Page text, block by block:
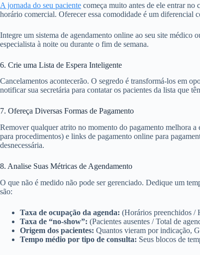
A jornada do seu paciente começa muito antes de ele entrar no
horário comercial. Oferecer essa comodidade é um diferencial
Integre um sistema de agendamento online ao seu site médico
especialista à noite ou durante o fim de semana.
6. Crie uma Lista de Espera Inteligente
Cancelamentos acontecerão. O segredo é transformá-los em
notificar sua secretária para contatar os pacientes da lista que
7. Ofereça Diversas Formas de Pagamento
Remover qualquer atrito no momento do pagamento melhora
para procedimentos) e links de pagamento online para
desnecessária.
8. Analise Suas Métricas de Agendamento
O que não é medido não pode ser gerenciado. Dedique um
são:
Taxa de ocupação da agenda: (Horários preenchidos /
Taxa de “no-show”: (Pacientes ausentes / Total de
Origem dos pacientes: Quantos vieram por indicação,
Tempo médio por tipo de consulta: Seus blocos de